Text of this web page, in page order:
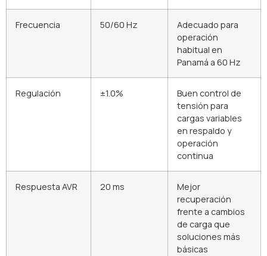
Frecuencia 50/60 Hz
Adecuado para
operación
habitual en
Panamá a 60 Hz
Regulación ±1.0%
Buen control de
tensión para
cargas variables
en respaldo y
operación
continua
Respuesta AVR 20 ms
Mejor
recuperación
frente a cambios
de carga que
soluciones más
básicas